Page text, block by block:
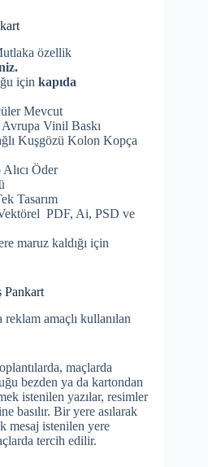
özellik
için kapıda
Mevcut
Vinil Baskı
Kuşgözü Kolon Kopça
Öder
Tasarım
PDF, Ai, PSD ve
maruz kaldığı için
Pankart
reklam amaçlı kullanılan
maçlarda
bezden ya da kartondan
istenilen yazılar, resimler
basılır. Bir yere asılarak
mesaj istenilen yere
tercih edilir.